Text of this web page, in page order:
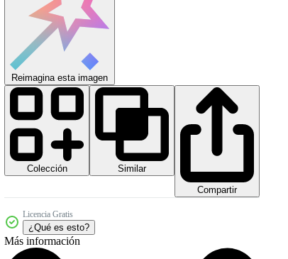
Reimagina esta imagen
Colección
Similar
Compartir
Licencia Gratis
¿Qué es esto?
Más información